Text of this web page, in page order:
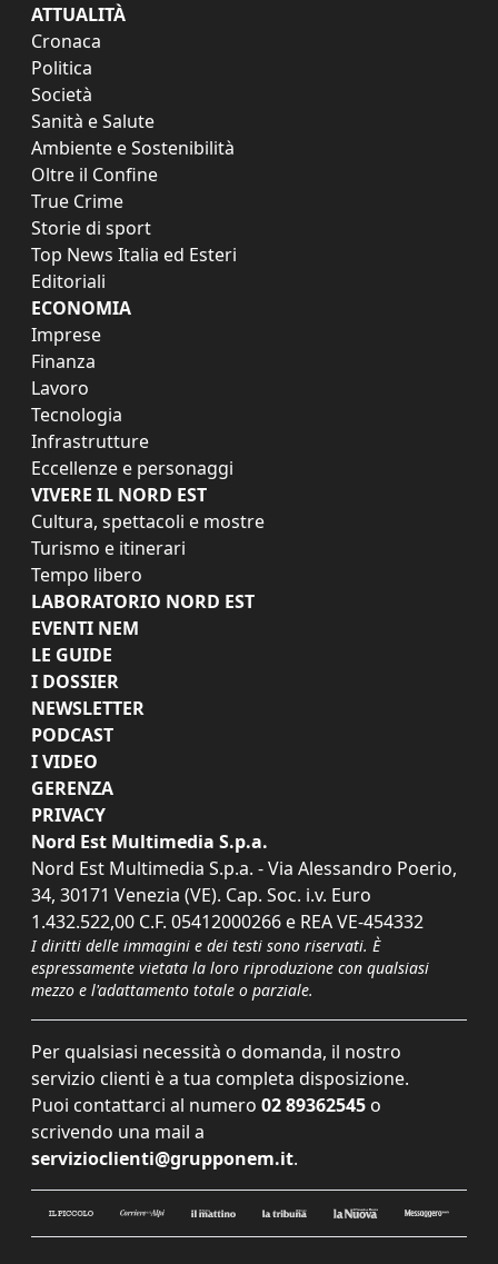
ATTUALITÀ
Cronaca
Politica
Società
Sanità e Salute
Ambiente e Sostenibilità
Oltre il Confine
True Crime
Storie di sport
Top News Italia ed Esteri
Editoriali
ECONOMIA
Imprese
Finanza
Lavoro
Tecnologia
Infrastrutture
Eccellenze e personaggi
VIVERE IL NORD EST
Cultura, spettacoli e mostre
Turismo e itinerari
Tempo libero
LABORATORIO NORD EST
EVENTI NEM
LE GUIDE
I DOSSIER
NEWSLETTER
PODCAST
I VIDEO
GERENZA
PRIVACY
Nord Est Multimedia S.p.a.
Nord Est Multimedia S.p.a. - Via Alessandro Poerio,
34, 30171 Venezia (VE). Cap. Soc. i.v. Euro
1.432.522,00 C.F. 05412000266 e REA VE-454332
I diritti delle immagini e dei testi sono riservati. È
espressamente vietata la loro riproduzione con qualsiasi
mezzo e l'adattamento totale o parziale.
Per qualsiasi necessità o domanda, il nostro
servizio clienti è a tua completa disposizione.
Puoi contattarci al numero 02 89362545 o
scrivendo una mail a
servizioclienti@grupponem.it.